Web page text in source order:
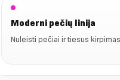
Moderni pečių linija
Nuleisti pečiai ir tiesus